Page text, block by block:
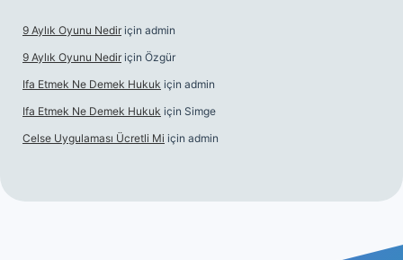
9 Aylık Oyunu Nedir için admin
9 Aylık Oyunu Nedir için Özgür
Ifa Etmek Ne Demek Hukuk için admin
Ifa Etmek Ne Demek Hukuk için Simge
Celse Uygulaması Ücretli Mi için admin